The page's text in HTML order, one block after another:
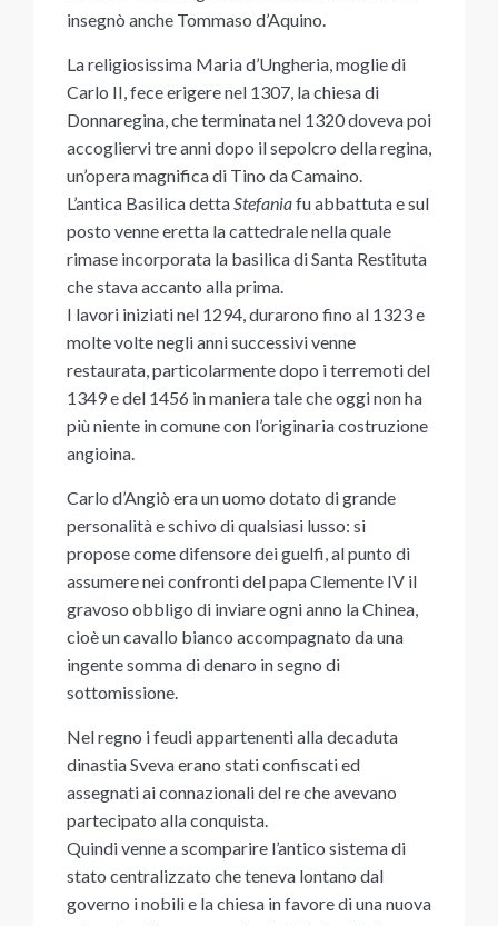
insegnò anche Tommaso d’Aquino.
La religiosissima Maria d’Ungheria, moglie di
Carlo II, fece erigere nel 1307, la chiesa di
Donnaregina, che terminata nel 1320 doveva poi
accogliervi tre anni dopo il sepolcro della regina,
un’opera magnifica di Tino da Camaino.
L’antica Basilica dettaStefaniafu abbattuta e sul
posto venne eretta la cattedrale nella quale
rimase incorporata la basilica di Santa Restituta
che stava accanto alla prima.
I lavori iniziati nel 1294, durarono fino al 1323 e
molte volte negli anni successivi venne
restaurata, particolarmente dopo i terremoti del
1349 e del 1456 in maniera tale che oggi non ha
più niente in comune con l’originaria costruzione
angioina.
Carlo d’Angiò era un uomo dotato di grande
personalità e schivo di qualsiasi lusso: si
propose come difensore dei guelfi, al punto di
assumere nei confronti del papa Clemente IV il
gravoso obbligo di inviare ogni anno la Chinea,
cioè un cavallo bianco accompagnato da una
ingente somma di denaro in segno di
sottomissione.
Nel regno i feudi appartenenti alla decaduta
dinastia Sveva erano stati confiscati ed
assegnati ai connazionali del re che avevano
partecipato alla conquista.
Quindi venne a scomparire l’antico sistema di
stato centralizzato che teneva lontano dal
governo i nobili e la chiesa in favore di una nuova